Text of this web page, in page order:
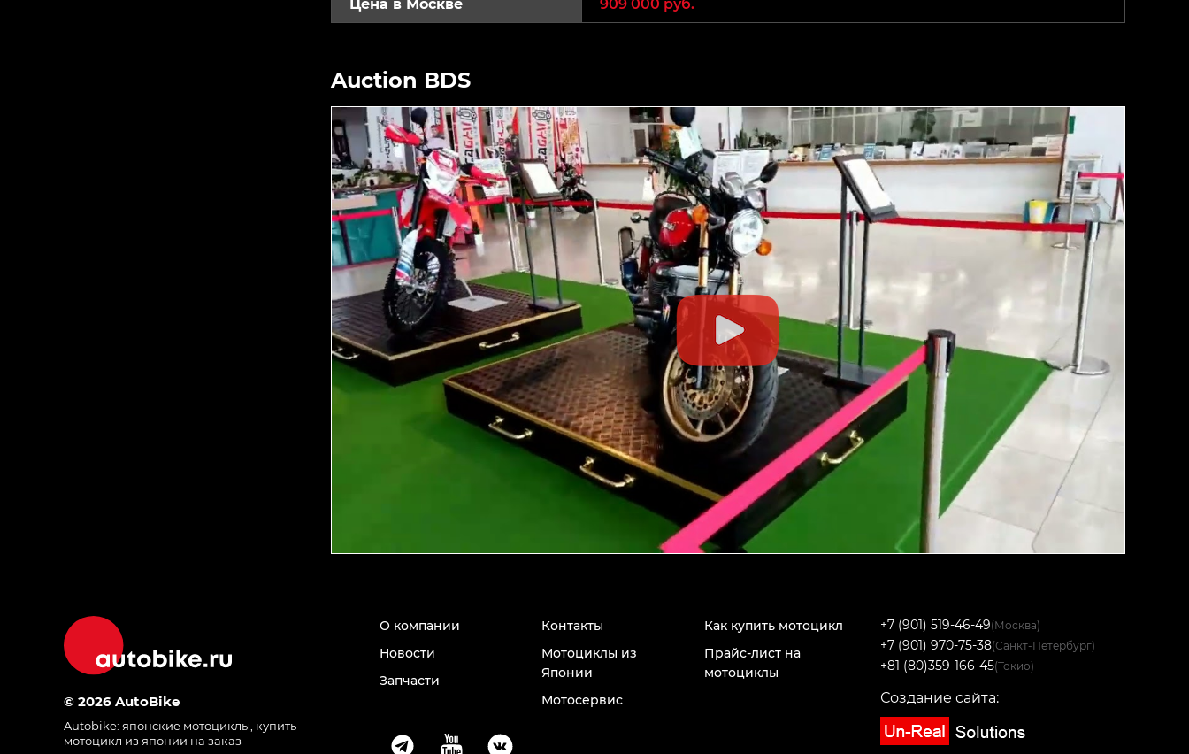
Цена в Москве 909 000 руб.
Auction BDS
© 2026 AutoBike
Autobike: японские мотоциклы, купить
мотоцикл из японии на заказ
О компании
Новости
Запчасти
Контакты
Мотоциклы из
Японии
Мотосервис
Как купить мотоцикл
Прайс-лист на
мотоциклы
+7 (901) 519-46-49(Москва)
+7 (901) 970-75-38(Санкт-Петербург)
+81 (80)359-166-45(Токио)
Создание сайта: